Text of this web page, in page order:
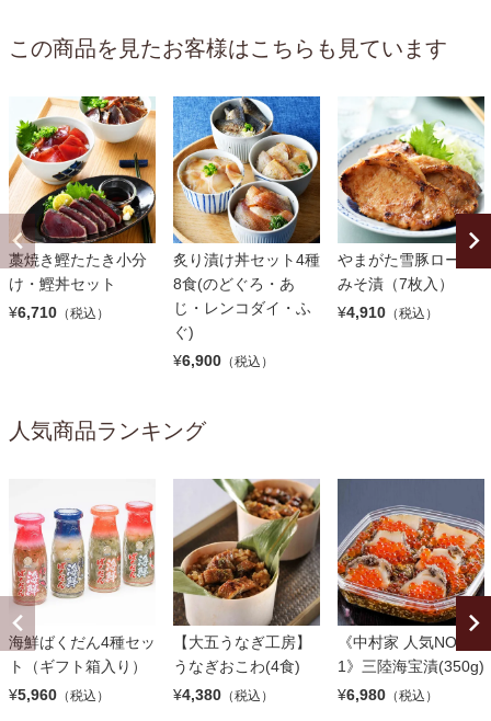
この商品を見たお客様はこちらも見ています
藁焼き鰹たたき小分
け・鰹丼セット
¥6,710 （税込）
炙り漬け丼セット4種
8食(のどぐろ・あ
じ・レンコダイ・ふ
ぐ)
¥6,900 （税込）
やまがた雪豚ロース
みそ漬（7枚入）
¥4,910 （税込）
人気商品ランキング
海鮮ばくだん4種セッ
ト（ギフト箱入り）
¥5,960 （税込）
【大五うなぎ工房】
うなぎおこわ(4食)
¥4,380 （税込）
《中村家 人気NO.
1》三陸海宝漬(350g)
¥6,980 （税込）